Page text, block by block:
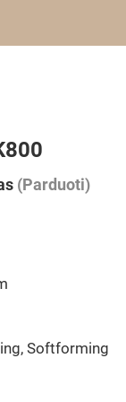
(Parduoti)
Softforming